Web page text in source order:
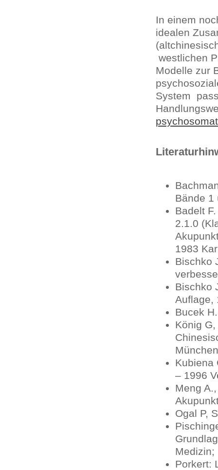
In einem
idealen
westlichen
Modelle zur
System
Bände 1
Badelt
2.1.0
1983
Bischko
Bischko
Auflage,
Bucek
König
München
Kubiena
– 1996
Meng
Ogal P,
Medizin;
Porkert: